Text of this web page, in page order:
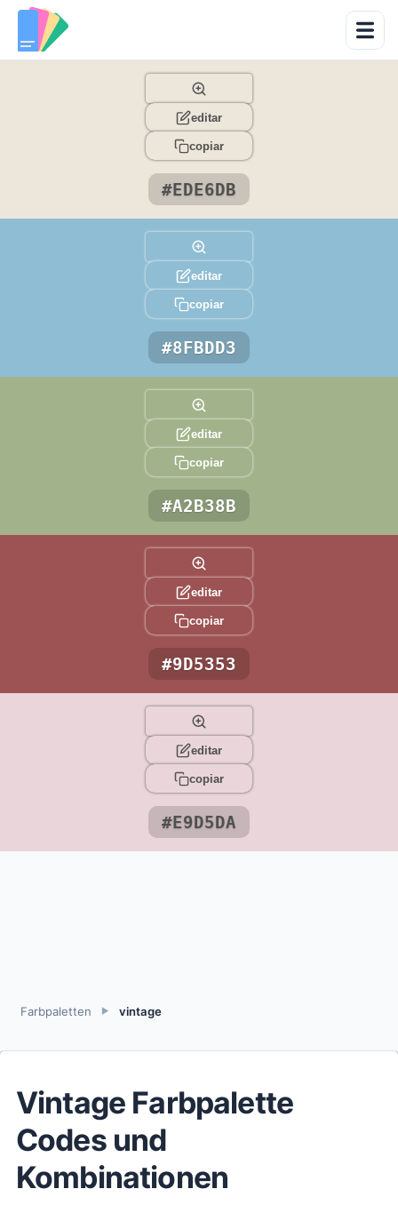
editar
copiar
#EDE6DB
editar
copiar
#8FBDD3
editar
copiar
#A2B38B
editar
copiar
#9D5353
editar
copiar
#E9D5DA
Farbpaletten ► vintage
Vintage Farbpalette
Codes und
Kombinationen